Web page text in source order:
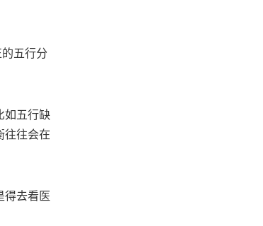
五行分
如五行缺
往往会在
得去看医